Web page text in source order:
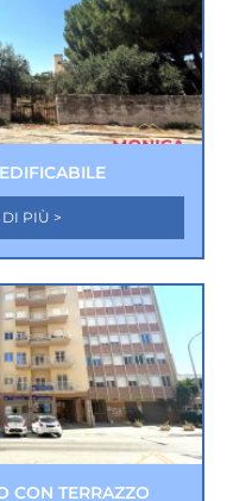
DI PIÙ >
CON TERRAZZO